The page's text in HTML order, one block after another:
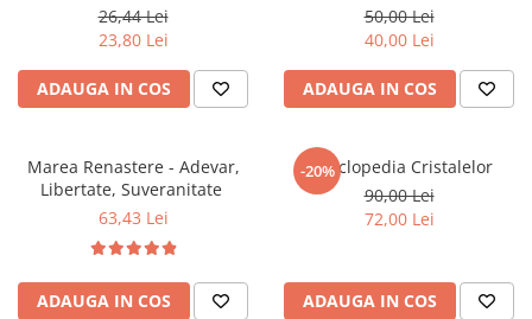
Senzatii/Dragoste
Senzatii/Erotic
Senzatii/Suspans
SF & Fantasy
Teatru
Teens Book Club
Birotica & Papetarie
26,44 Lei
23,80 Lei
ADAUGA IN COS
50,00 Lei
40,00 Lei
ADAUGA IN COS
Marea Renastere - Adevar,
Libertate, Suveranitate
63,43 Lei
ADAUGA IN COS
-20%
Enciclopedia Cristalelor
90,00 Lei
72,00 Lei
ADAUGA IN COS